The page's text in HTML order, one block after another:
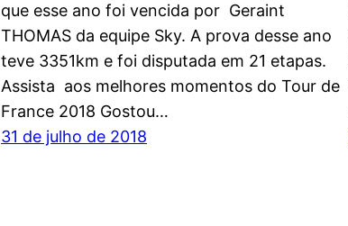
que esse ano foi vencida por Geraint
THOMAS da equipe Sky. A prova desse ano
teve 3351km e foi disputada em 21 etapas.
Assista aos melhores momentos do Tour de
France 2018 Gostou…
31 de julho de 2018